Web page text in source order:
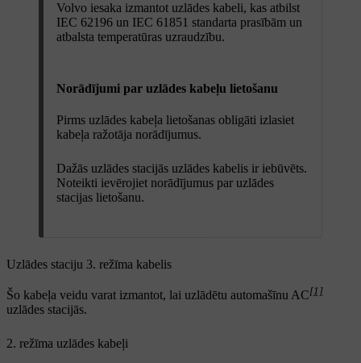
Volvo iesaka izmantot uzlādes kabeli, kas atbilst
IEC 62196 un IEC 61851 standarta prasībām un
atbalsta temperatūras uzraudzību.
Norādījumi par uzlādes kabeļu lietošanu
Pirms uzlādes kabeļa lietošanas obligāti izlasiet
kabeļa ražotāja norādījumus.
Dažās uzlādes stacijās uzlādes kabelis ir iebūvēts.
Noteikti ievērojiet norādījumus par uzlādes
stacijas lietošanu.
Uzlādes staciju 3. režīma kabelis
Šo kabeļa veidu varat izmantot, lai uzlādētu automašīnu AC[1]
uzlādes stacijās.
2. režīma uzlādes kabeļi